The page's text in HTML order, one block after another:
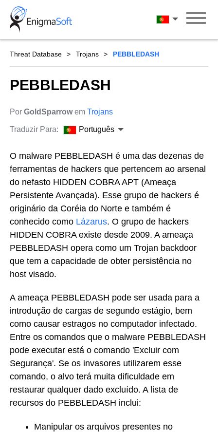
Skip
content
Português
Threat Database Trojans PEBBLEDASH
PEBBLEDASH
Por GoldSparrowem Trojans
Traduzir Para: Português
O malware PEBBLEDASH é uma das dezenas de
ferramentas de hackers que pertencem ao arsenal
do nefasto HIDDEN COBRA APT (Ameaça
Persistente Avançada). Esse grupo de hackers é
originário da Coréia do Norte e também é
conhecido como Lázarus. O grupo de hackers
HIDDEN COBRA existe desde 2009. A ameaça
PEBBLEDASH opera como um Trojan backdoor
que tem a capacidade de obter persistência no
host visado.
A ameaça PEBBLEDASH pode ser usada para a
introdução de cargas de segundo estágio, bem
como causar estragos no computador infectado.
Entre os comandos que o malware PEBBLEDASH
pode executar está o comando 'Excluir com
Segurança'. Se os invasores utilizarem esse
comando, o alvo terá muita dificuldade em
restaurar qualquer dado excluído. A lista de
recursos do PEBBLEDASH inclui:
Manipular os arquivos presentes no